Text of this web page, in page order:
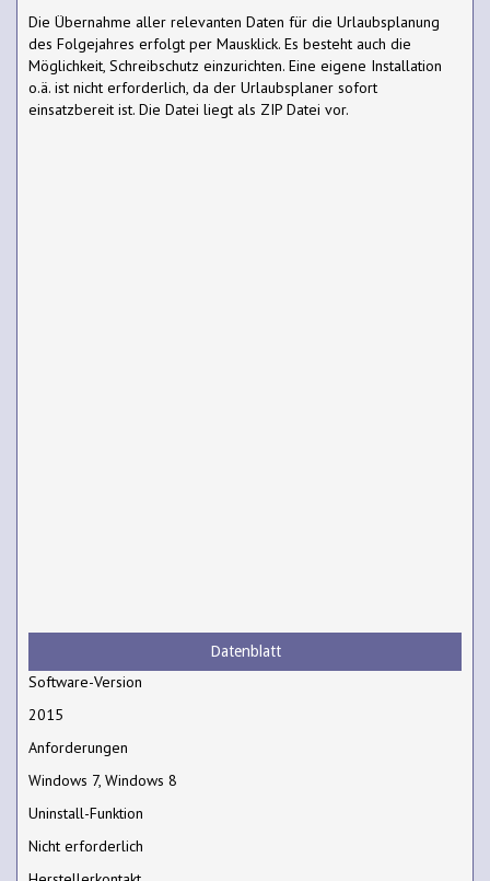
Die Übernahme aller relevanten Daten für die Urlaubsplanung
des Folgejahres erfolgt per Mausklick. Es besteht auch die
Möglichkeit, Schreibschutz einzurichten. Eine eigene Installation
o.ä. ist nicht erforderlich, da der Urlaubsplaner sofort
einsatzbereit ist. Die Datei liegt als ZIP Datei vor.
Datenblatt
Software-Version
2015
Anforderungen
Windows 7, Windows 8
Uninstall-Funktion
Nicht erforderlich